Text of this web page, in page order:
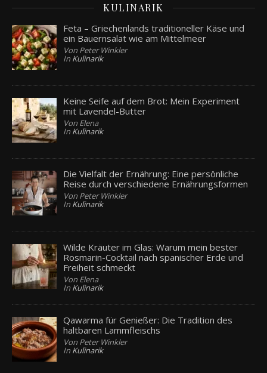
KULINARIK
Feta – Griechenlands traditioneller Käse und
ein Bauernsalat wie am Mittelmeer
Von Peter Winkler
In Kulinarik
Keine Seife auf dem Brot: Mein Experiment
mit Lavendel-Butter
Von Elena
In Kulinarik
Die Vielfalt der Ernährung: Eine persönliche
Reise durch verschiedene Ernährungsformen
Von Peter Winkler
In Kulinarik
Wilde Kräuter im Glas: Warum mein bester
Rosmarin-Cocktail nach spanischer Erde und
Freiheit schmeckt
Von Elena
In Kulinarik
Qawarma für Genießer: Die Tradition des
haltbaren Lammfleischs
Von Peter Winkler
In Kulinarik